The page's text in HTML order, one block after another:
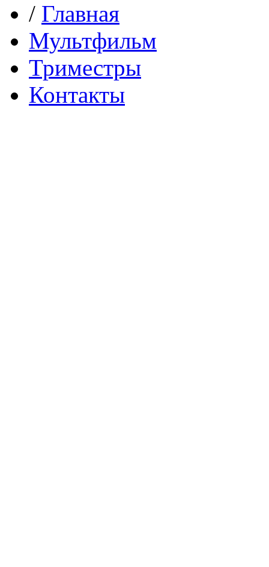
/ Главная
Мультфильм
Триместры
Контакты